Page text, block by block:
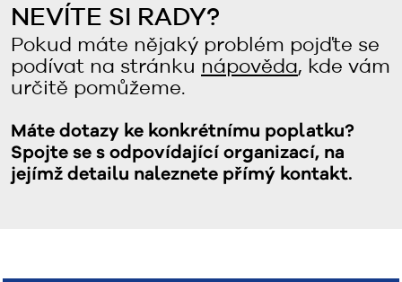
NEVÍTE SI RADY?
Pokud máte nějaký problém pojďte se
podívat na stránku nápověda, kde vám
určitě pomůžeme.
Máte dotazy ke konkrétnímu poplatku?
Spojte se s odpovídající organizací, na
jejímž detailu naleznete přímý kontakt.